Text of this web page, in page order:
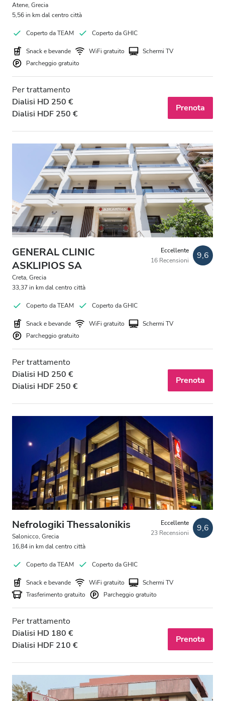
Atene, Grecia
5,56 in km dal centro città
Coperto da TEAM Coperto da GHIC
Snack e bevande WiFi gratuito
Schermi TV
Parcheggio gratuito
Per trattamento
Dialisi HD 250 €
Dialisi HDF 250 €
Prenota
GENERAL CLINIC
ASKLIPIOS SA
Creta, Grecia
33,37 in km dal centro città
Eccellente
16 Recensioni
9,6
Coperto da TEAM Coperto da GHIC
Snack e bevande WiFi gratuito
Schermi TV
Parcheggio gratuito
Per trattamento
Dialisi HD 250 €
Dialisi HDF 250 €
Prenota
Nefrologiki Thessalonikis
Salonicco, Grecia
16,84 in km dal centro città
Eccellente
23 Recensioni
9,6
Coperto da TEAM Coperto da GHIC
Snack e bevande WiFi gratuito
Schermi TV
Trasferimento gratuito
Parcheggio gratuito
Per trattamento
Dialisi HD 180 €
Dialisi HDF 210 €
Prenota